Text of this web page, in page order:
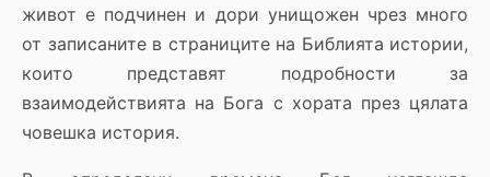
живот е подчинен и дори унищожен чрез много
от записаните в страниците на Библията истории,
които представят подробности за
взаимодействията на Бога с хората през цялата
човешка история.